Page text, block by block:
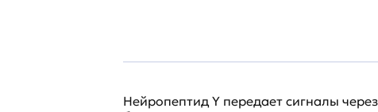
Нейропептид Y передает сигналы